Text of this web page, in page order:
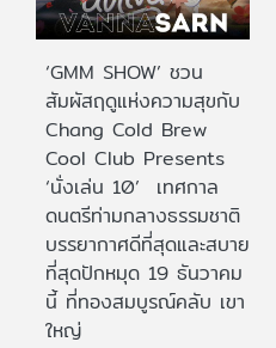
‘GMM SHOW’ ชวน
สัมผัสฤดูแห่งความสุขกับ
Chang Cold Brew
Cool Club Presents
‘นั่งเล่น 10’ เทศกาล
ดนตรีท่ามกลางธรรมชาติ
บรรยากาศดีที่สุดและสบาย
ที่สุดปักหมุด 19 ธันวาคม
นี้ ที่ทองสมบูรณ์คลับ เขา
ใหญ่